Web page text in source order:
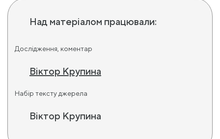
Над матеріалом працювали:
Дослідження, коментар
Віктор Крупина
Набір тексту джерела
Віктор Крупина